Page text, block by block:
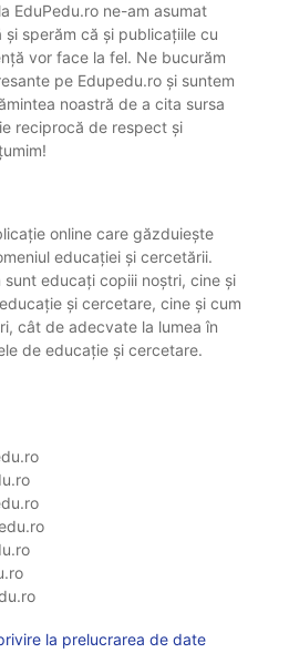
EduPedu.ro ne-am asumat
sperăm că și publicațiile cu
vor face la fel. Ne bucurăm
pe Edupedu.ro și suntem
noastră de a cita sursa
reciprocă de respect și
online care găzduiește
educației și cercetării.
educați copiii noștri, cine și
și cercetare, cine și cum
cât de adecvate la lumea în
de educație și cercetare.
la prelucrarea de date